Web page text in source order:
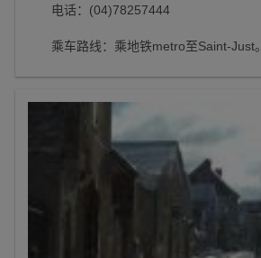
电话：(04)78257444
乘车路线：乘地铁metro至Saint-Just。